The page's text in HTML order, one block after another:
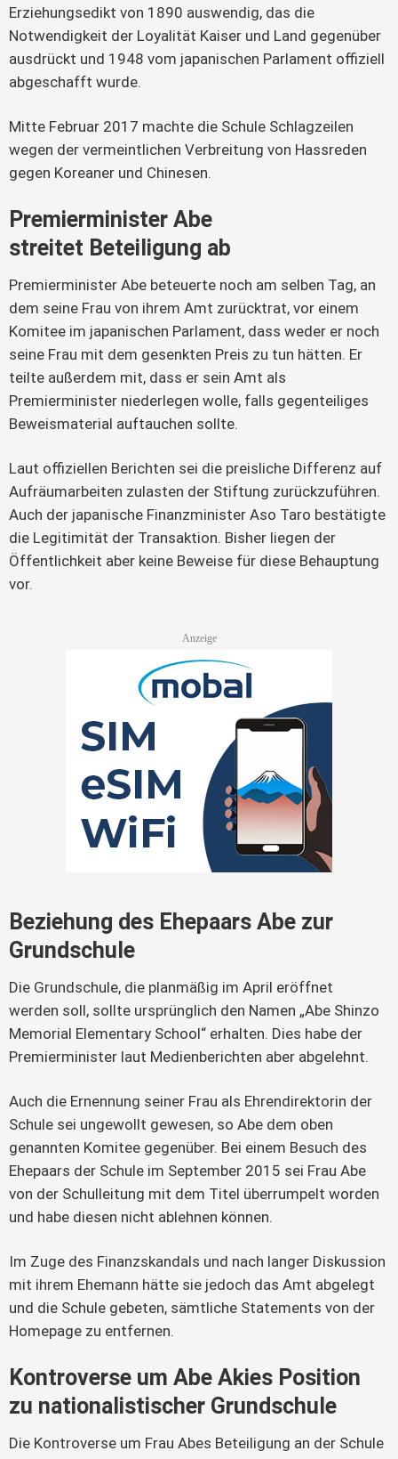
Erziehungsedikt von 1890 auswendig, das die
Notwendigkeit der Loyalität Kaiser und Land gegenüber
ausdrückt und 1948 vom japanischen Parlament offiziell
abgeschafft wurde.
Mitte Februar 2017 machte die Schule Schlagzeilen
wegen der vermeintlichen Verbreitung von Hassreden
gegen Koreaner und Chinesen.
Premierminister Abe
streitet Beteiligung ab
Premierminister Abe beteuerte noch am selben Tag, an
dem seine Frau von ihrem Amt zurücktrat, vor einem
Komitee im japanischen Parlament, dass weder er noch
seine Frau mit dem gesenkten Preis zu tun hätten. Er
teilte außerdem mit, dass er sein Amt als
Premierminister niederlegen wolle, falls gegenteiliges
Beweismaterial auftauchen sollte.
Laut offiziellen Berichten sei die preisliche Differenz auf
Aufräumarbeiten zulasten der Stiftung zurückzuführen.
Auch der japanische Finanzminister Aso Taro bestätigte
die Legitimität der Transaktion. Bisher liegen der
Öffentlichkeit aber keine Beweise für diese Behauptung
vor.
Beziehung des Ehepaars Abe zur
Grundschule
Die Grundschule, die planmäßig im April eröffnet
werden soll, sollte ursprünglich den Namen „Abe Shinzo
Memorial Elementary School“ erhalten. Dies habe der
Premierminister laut Medienberichten aber abgelehnt.
Auch die Ernennung seiner Frau als Ehrendirektorin der
Schule sei ungewollt gewesen, so Abe dem oben
genannten Komitee gegenüber. Bei einem Besuch des
Ehepaars der Schule im September 2015 sei Frau Abe
von der Schulleitung mit dem Titel überrumpelt worden
und habe diesen nicht ablehnen können.
Im Zuge des Finanzskandals und nach langer Diskussion
mit ihrem Ehemann hätte sie jedoch das Amt abgelegt
und die Schule gebeten, sämtliche Statements von der
Homepage zu entfernen.
Kontroverse um Abe Akies Position
zu nationalistischer Grundschule
Die Kontroverse um Frau Abes Beteiligung an der Schule